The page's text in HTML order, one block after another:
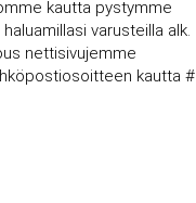
kautta pystymme
varusteilla alk.
nettisivujemme
kautta #